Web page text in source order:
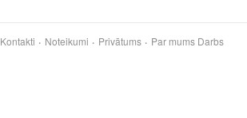
Kontakti Noteikumi Privātums Par mums Darbs